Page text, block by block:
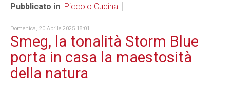
Pubblicato in Piccolo Cucina
Domenica, 20 Aprile 2025 18:01
Smeg, la tonalità Storm Blue
porta in casa la maestosità
della natura